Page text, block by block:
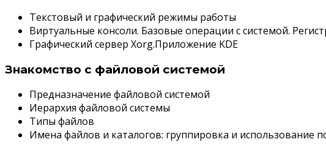
Текстовый и графический режимы работы
Виртуальные консоли. Базовые операции с системой.
Графический сервер Xorg.Приложение KDE
Знакомство с файловой системой
Предназначение файловой системой
Иерархия файловой системы
Типы файлов
Имена файлов и каталогов: группировка и использование